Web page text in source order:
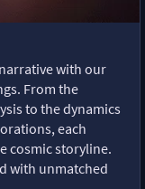
with our
From the
to the dynamics
each
cosmic storyline.
with unmatched